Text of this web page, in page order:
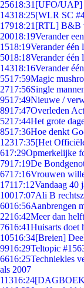
25618:31 [UFO/UAP]
14318:25[WLR SC
17918:21 [RTL] B&B
20018:19Verander
1518:19Verander één
5018:18Verander één
14318:16Verander
5517:59Magic
2717:56Single
9517:49Nieuwe /
8917:47Overleden
5217:44Het grote
8517:36Hoe denkt
12317:35[Het
617:29Opmerkelijke
7917:19De
6717:16Vrouwen
17117:12Vandaag 40
10017:07Ali B
6016:56Aanbrengen
2216:42Meer dan
7616:41Huisarts doet
10516:34[Breien]
9916:29Teltopic
6616:25Techniekles
als 2007
11316:24